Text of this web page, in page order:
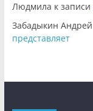
Людмила к записи
Забадыкин Андрей
представляет